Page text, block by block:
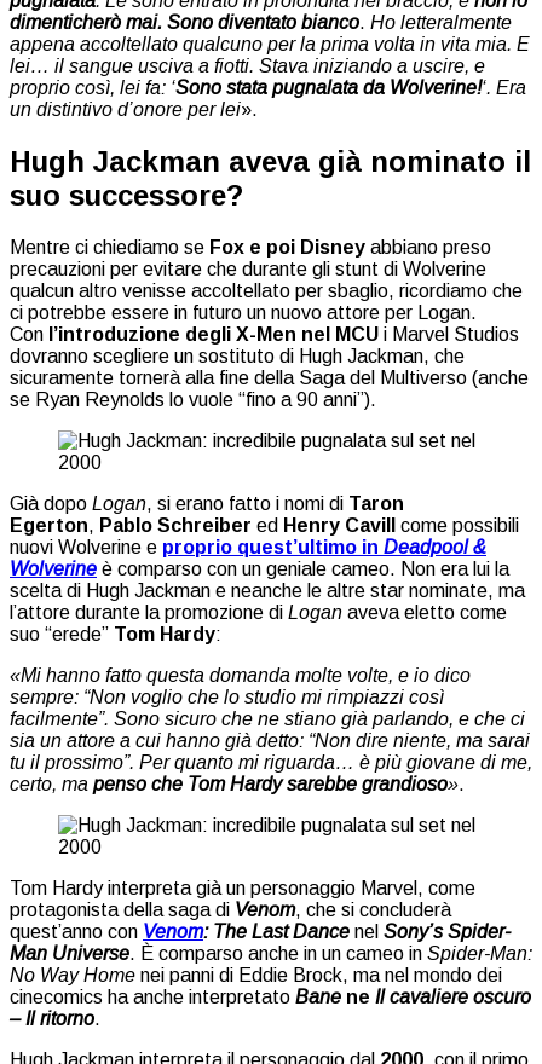
dimenticherò mai. Sono diventato bianco. Ho letteralmente
appena accoltellato qualcuno per la prima volta in vita mia. E
lei… il sangue usciva a fiotti. Stava iniziando a uscire, e
proprio così, lei fa: ‘Sono stata pugnalata da Wolverine!‘. Era
un distintivo d’onore per lei».
Hugh Jackman aveva già nominato il
suo successore?
Mentre ci chiediamo se Fox e poi Disney abbiano preso
precauzioni per evitare che durante gli stunt di Wolverine
qualcun altro venisse accoltellato per sbaglio, ricordiamo che
ci potrebbe essere in futuro un nuovo attore per Logan.
Con l’introduzione degli X-Men nel MCU i Marvel Studios
dovranno scegliere un sostituto di Hugh Jackman, che
sicuramente tornerà alla fine della Saga del Multiverso (anche
se Ryan Reynolds lo vuole “fino a 90 anni”).
Già dopo Logan, si erano fatto i nomi di Taron
Egerton, Pablo Schreiber ed Henry Cavill
come possibili
nuovi Wolverine e proprio quest’ultimo in Deadpool &
Wolverine è comparso con un geniale cameo. Non era lui la
scelta di Hugh Jackman e neanche le altre star nominate, ma
l’attore durante la promozione di Logan aveva eletto come
suo “erede” Tom Hardy:
«Mi hanno fatto questa domanda molte volte, e io dico
sempre: “Non voglio che lo studio mi rimpiazzi così
facilmente”. Sono sicuro che ne stiano già parlando, e che ci
sia un attore a cui hanno già detto: “Non dire niente, ma sarai
tu il prossimo”. Per quanto mi riguarda… è più giovane di me,
certo, ma penso che Tom Hardy sarebbe grandioso».
Tom Hardy interpreta già un personaggio Marvel, come
protagonista della saga di Venom, che si concluderà
quest’anno con Venom: The Last Dance nel Sony’s Spider-
Man Universe. È comparso anche in un cameo in Spider-Man:
No Way Home nei panni di Eddie Brock, ma nel mondo dei
cinecomics ha anche interpretato Bane ne Il cavaliere oscuro
– Il ritorno.
Hugh Jackman interpreta il personaggio dal 2000 , con il primo